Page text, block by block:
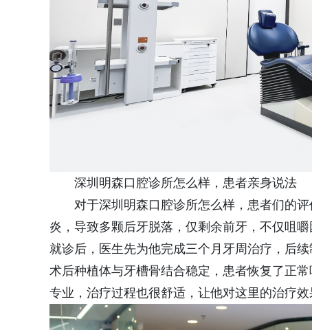
深圳明森口腔诊所怎么样，患者亲身说法
对于深圳明森口腔诊所怎么样，患者们的评
炎，导致多颗后牙脱落，仅剩余前牙，不仅咀
就诊后，医生先为他完成三个月牙周治疗，后
术后种植体与牙槽骨结合稳定，患者恢复了正
专业，治疗过程也很舒适，让他对这里的治疗效